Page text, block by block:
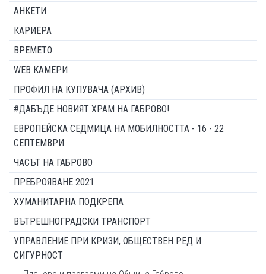
АНКЕТИ
КАРИЕРА
ВРЕМЕТО
WEB КАМЕРИ
ПРОФИЛ НА КУПУВАЧА (АРХИВ)
#ДАБЪДЕ НОВИЯТ ХРАМ НА ГАБРОВО!
ЕВРОПЕЙСКА СЕДМИЦА НА МОБИЛНОСТТА - 16 - 22
СЕПТЕМВРИ
ЧАСЪТ НА ГАБРОВО
ПРЕБРОЯВАНЕ 2021
ХУМАНИТАРНА ПОДКРЕПА
ВЪТРЕШНОГРАДСКИ ТРАНСПОРТ
УПРАВЛЕНИЕ ПРИ КРИЗИ, ОБЩЕСТВЕН РЕД И
СИГУРНОСТ